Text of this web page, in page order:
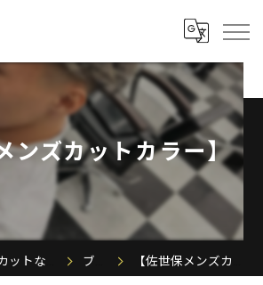
ンズカットカラー】
ブログ 【佐世保メンズカットカラー】